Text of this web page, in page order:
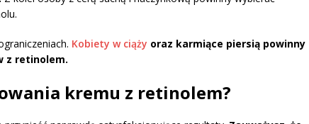
Kobiety w ciąży oraz karmiące piersią powinny
z retinolem.
kremu z retinolem?